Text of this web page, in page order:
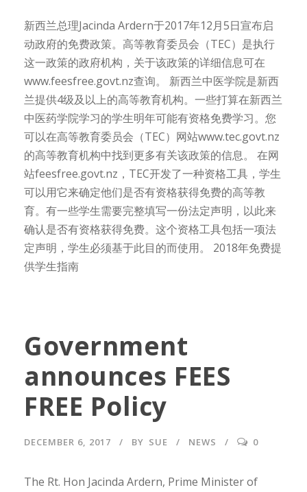
新西兰总理Jacinda Ardern于2017年12月5日宣布启
动政府的免费政策。高等教育委员会（TEC）是执行
这一政策的政府机构，关于该政策的详细信息可在
www.feesfree.govt.nz查询。 新西兰中医学院是新西
兰提供4级及以上的高等教育机构。一些打算在新西兰
中医药学院学习的学生明年可能有资格免费学习。您
可以在高等教育委员会（TEC）网站www.tec.govt.nz
的高等教育机构中找到更多有关该政策的信息。 在网
站feesfree.govt.nz，TEC开发了一种资格工具，学生
可以用它来确定他们是否有资格获得免费的高等教
育。有一些学生需要完整填写一份法定声明，以此来
确认是否有资格获得免费。这个资格工具包括一项法
定声明，学生必须基于此目的而使用。 2018年免费提
供学生指南
Government
announces FEES
FREE Policy
DECEMBER 6, 2017 BY SUE NEWS 0
The Rt. Hon Jacinda Ardern, Prime Minister of